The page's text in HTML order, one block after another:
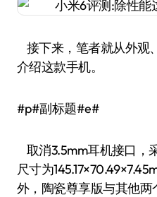
接下来，笔者就从外观
介绍这款手机。
#p#副标题#e#
取消3.5mm耳机接口，
尺寸为
外，陶瓷尊享版与其他